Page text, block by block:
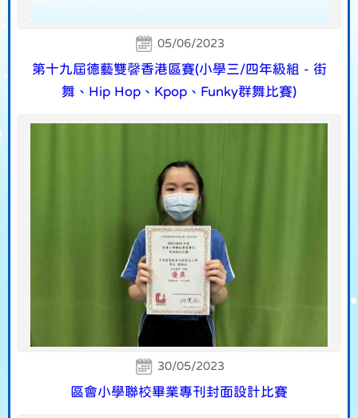
05/06/2023
第十九屆德藝雙韾香港區賽(小學三/四年級組 - 街
舞、Hip Hop、Kpop、Funky群舞比賽)
30/05/2023
區會小學聯校畢業專刊封面設計比賽